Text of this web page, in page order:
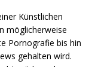
Künstlichen
möglicherweise
Pornografie bis hin
gehalten wird.